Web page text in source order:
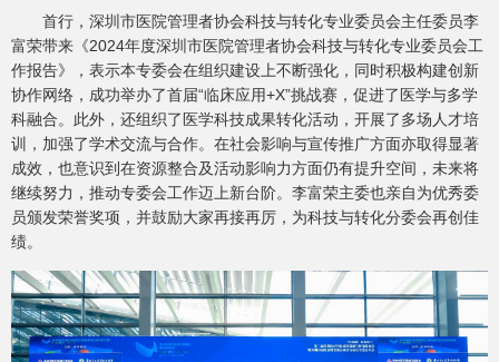
首行，深圳市医院管理者协会科技与转化专业委员会主任委员李
富荣带来《2024年度深圳市医院管理者协会科技与转化专业委员会工
作报告》，表示本专委会在组织建设上不断强化，同时积极构建创新
协作网络，成功举办了首届“临床应用+X”挑战赛，促进了医学与多学
科融合。此外，还组织了医学科技成果转化活动，开展了多场人才培
训，加强了学术交流与合作。在社会影响与宣传推广方面亦取得显著
成效，也意识到在资源整合及活动影响力方面仍有提升空间，未来将
继续努力，推动专委会工作迈上新台阶。李富荣主委也亲自为优秀委
员颁发荣誉奖项，并鼓励大家再接再厉，为科技与转化分委会再创佳
绩。